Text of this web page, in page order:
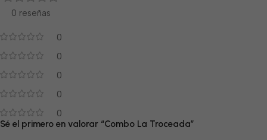
0 reseñas
0
0
0
0
0
Sé el primero en valorar “Combo La Troceada”